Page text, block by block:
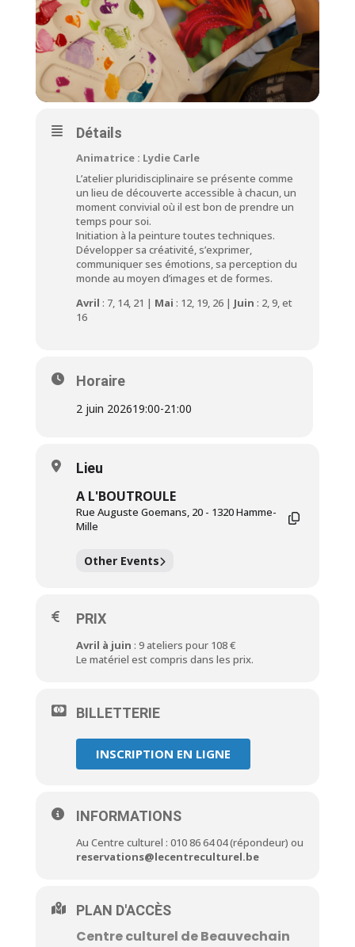
Détails
Animatrice : Lydie Carle
L’atelier pluridisciplinaire se présente comme
un lieu de découverte accessible à chacun, un
moment convivial où il est bon de prendre un
temps pour soi.
Initiation à la peinture toutes techniques.
Développer sa créativité, s’exprimer,
communiquer ses émotions, sa perception du
monde au moyen d’images et de formes.
Avril : 7, 14, 21 | Mai : 12, 19, 26 | Juin : 2, 9, et
16
Horaire
2 juin 202619:00-21:00
Lieu
A L'BOUTROULE
Rue Auguste Goemans, 20 - 1320 Hamme-
Mille
Other Events
PRIX
Avril à juin : 9 ateliers pour 108 €
Le matériel est compris dans les prix.
BILLETTERIE
INSCRIPTION EN LIGNE
INFORMATIONS
Au Centre culturel : 010 86 64 04 (répondeur) ou
reservations@lecentreculturel.be
PLAN D'ACCÈS
Centre culturel de Beauvechain